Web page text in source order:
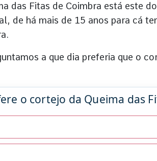
das Fitas de Coimbra está este
de há mais de 15 anos para cá
a que dia preferia que o
o cortejo da Queima das